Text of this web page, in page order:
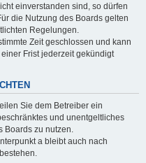
einverstanden sind, so dürfen
die Nutzung des Boards gelten
Regelungen.
Zeit geschlossen und kann
Frist jederzeit gekündigt
Sie dem Betreiber ein
und unentgeltliches
Boards zu nutzen.
a bleibt auch nach